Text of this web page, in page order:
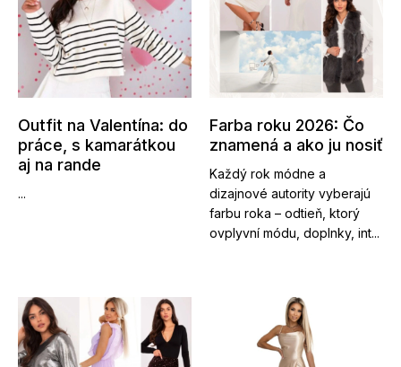
Outfit na Valentína: do
práce, s kamarátkou
aj na rande
...
Farba roku 2026: Čo
znamená a ako ju nosiť
Každý rok módne a
dizajnové autority vyberajú
farbu roka – odtieň, ktorý
ovplyvní módu, doplnky, int...